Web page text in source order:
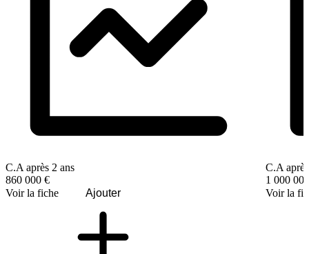
C.A après 2 ans
860 000 €
Voir la fiche
Ajouter
C.A
1 000
Voir la